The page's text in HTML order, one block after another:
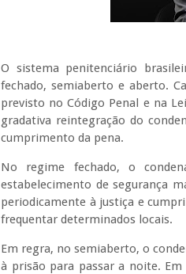
O sistema penitenciário
fechado, semiaberto e aberto.
previsto no Código Penal e na
gradativa reintegração do
cumprimento da pena.
No regime fechado, o
estabelecimento de segurança
periodicamente à justiça e
frequentar determinados locais.
Em regra, no semiaberto, o
à prisão para passar a noite.